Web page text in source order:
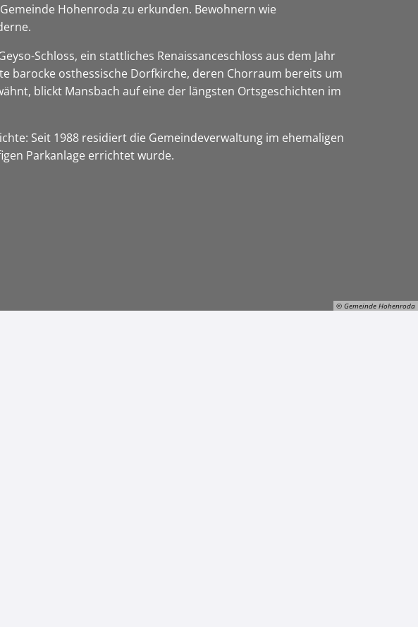
© Gemeinde Hohenroda
Hohenroda zu erkunden. Bewohnern wie
Schloss, ein stattliches Renaissanceschloss aus dem Jahr
barocke osthessische Dorfkirche, deren Chorraum bereits um
blickt Mansbach auf eine der längsten Ortsgeschichten im
Seit 1988 residiert die Gemeindeverwaltung im ehemaligen
Parkanlage errichtet wurde.